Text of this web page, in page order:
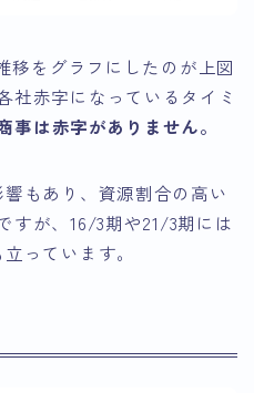
移をグラフにしたのが上図
社赤字になっているタイミ
事は赤字がありません。
もあり、資源割合の高い
すが、16/3期や21/3期には
っています。